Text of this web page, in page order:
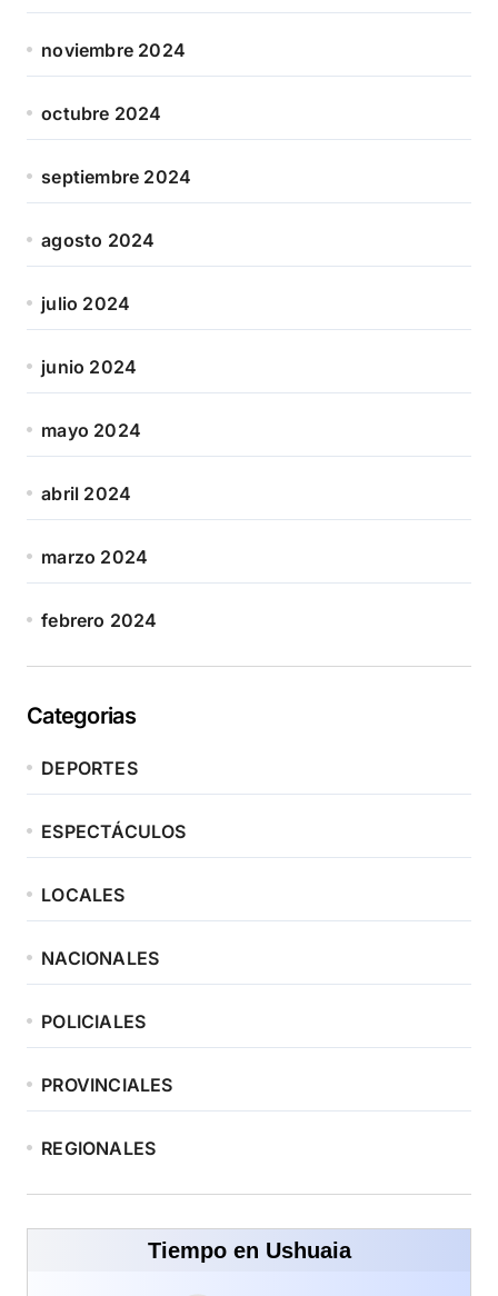
noviembre 2024
octubre 2024
septiembre 2024
agosto 2024
julio 2024
junio 2024
mayo 2024
abril 2024
marzo 2024
febrero 2024
Categorias
DEPORTES
ESPECTÁCULOS
LOCALES
NACIONALES
POLICIALES
PROVINCIALES
REGIONALES
Tiempo en Ushuaia